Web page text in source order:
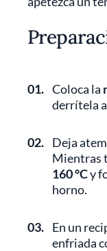
01. Coloca la
derrítela
02. Deja
Mientras
160 °Cy
horno.
03. En un
enfriada